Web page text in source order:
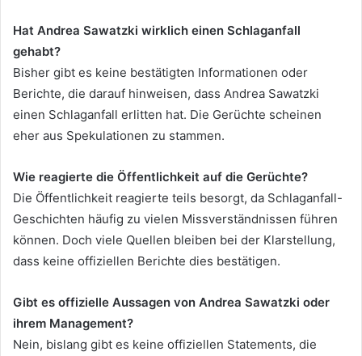
Hat Andrea Sawatzki wirklich einen Schlaganfall
gehabt?
Bisher gibt es keine bestätigten Informationen oder
Berichte, die darauf hinweisen, dass Andrea Sawatzki
einen Schlaganfall erlitten hat. Die Gerüchte scheinen
eher aus Spekulationen zu stammen.
Wie reagierte die Öffentlichkeit auf die Gerüchte?
Die Öffentlichkeit reagierte teils besorgt, da Schlaganfall-
Geschichten häufig zu vielen Missverständnissen führen
können. Doch viele Quellen bleiben bei der Klarstellung,
dass keine offiziellen Berichte dies bestätigen.
Gibt es offizielle Aussagen von Andrea Sawatzki oder
ihrem Management?
Nein, bislang gibt es keine offiziellen Statements, die